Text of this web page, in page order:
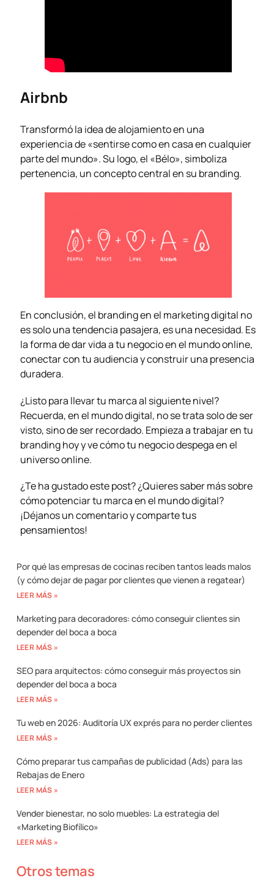
Airbnb
Transformó la idea de alojamiento en una
experiencia de «sentirse como en casa en cualquier
parte del mundo». Su logo, el «Bélo», simboliza
pertenencia, un concepto central en su branding.
En conclusión, el branding en el marketing digital no
es solo una tendencia pasajera, es una necesidad. Es
la forma de dar vida a tu negocio en el mundo online,
conectar con tu audiencia y construir una presencia
duradera.
¿Listo para llevar tu marca al siguiente nivel?
Recuerda, en el mundo digital, no se trata solo de ser
visto, sino de ser recordado. Empieza a trabajar en tu
branding hoy y ve cómo tu negocio despega en el
universo online.
¿Te ha gustado este post? ¿Quieres saber más sobre
cómo potenciar tu marca en el mundo digital?
¡Déjanos un comentario y comparte tus
pensamientos!
Por qué las empresas de cocinas reciben tantos leads malos
(y cómo dejar de pagar por clientes que vienen a regatear)
LEER MÁS »
Marketing para decoradores: cómo conseguir clientes sin
depender del boca a boca
LEER MÁS »
SEO para arquitectos: cómo conseguir más proyectos sin
depender del boca a boca
LEER MÁS »
Tu web en 2026: Auditoría UX exprés para no perder clientes
LEER MÁS »
Cómo preparar tus campañas de publicidad (Ads) para las
Rebajas de Enero
LEER MÁS »
Vender bienestar, no solo muebles: La estrategia del
«Marketing Biofílico»
LEER MÁS »
Otros temas